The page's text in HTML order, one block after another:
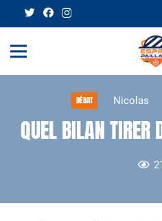
DÉBAT Nicolas
QUEL BILAN TIRER